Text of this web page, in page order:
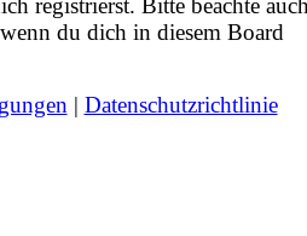
registrierst. Bitte beachte
du dich in diesem Board
| Datenschutzrichtlinie